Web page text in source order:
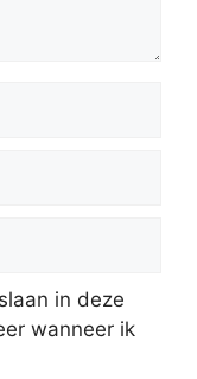
in deze
wanneer ik